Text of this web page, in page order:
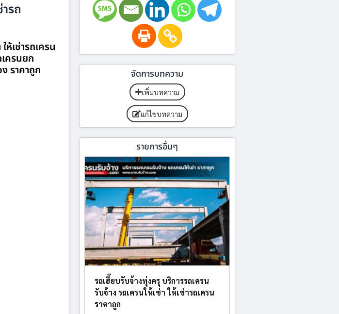
รถ
ห้เช่ารถเครน
ครนยก
ราคาถูก
จัดการบทความ
เพิ่มบทความ
แก้ไขบทความ
รายการอื่นๆ
รถเฮี๊ยบรับจ้างทุ่งครุ บริการรถเครน
รับจ้าง รถเครนให้เช่า ให้เช่ารถเครน
ราคาถูก